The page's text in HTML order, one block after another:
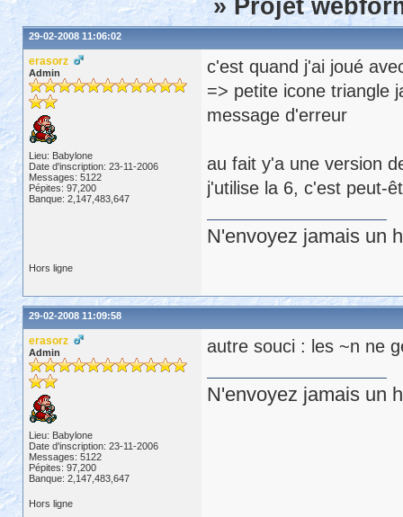
» Projet
29-02-2008 11:06:02
erasorz
Admin
Lieu: Babylone
Date d'inscription: 23-11-2006
Messages: 5122
Pépites: 97,200
Banque: 2,147,483,647
c'est quand j'ai joué
=> petite icone triangle
message d'erreur
au fait y'a une version
j'utilise la 6, c'est peut-
N'envoyez jamais un
Hors ligne
29-02-2008 11:09:58
erasorz
Admin
Lieu: Babylone
Date d'inscription: 23-11-2006
Messages: 5122
Pépites: 97,200
Banque: 2,147,483,647
autre souci : les ~n ne
N'envoyez jamais un
Hors ligne